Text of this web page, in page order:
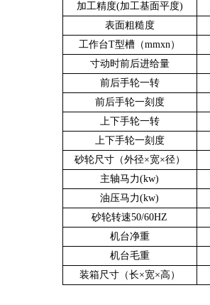
加工精度(加工基面平度)
表面粗糙度
工作台T型槽（mmxn）
寸动时前后进给量
前后手轮一转
前后手轮一刻度
上下手轮一转
上下手轮一刻度
砂轮尺寸（外径×宽×径）
主轴马力(kw)
油压马力(kw)
砂轮转速50/60HZ
机台净重
机台毛重
装箱尺寸（长×宽×高）